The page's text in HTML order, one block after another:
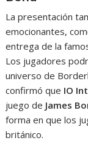
La presentación
emocionantes,
entrega de la
Los jugadores
universo de
confirmó que IO
juego de James
forma en que los
británico.